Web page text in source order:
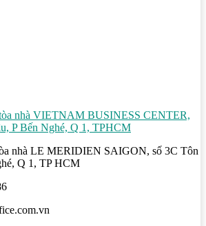
nhà VIETNAM BUSINESS CENTER,
P Bến Nghé, Q 1, TPHCM
nhà LE MERIDIEN SAIGON, số 3C Tôn
Q 1, TP HCM